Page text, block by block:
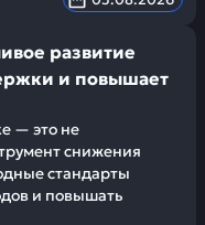
развитие
и повышает
— это не
снижения
стандарты
и повышать